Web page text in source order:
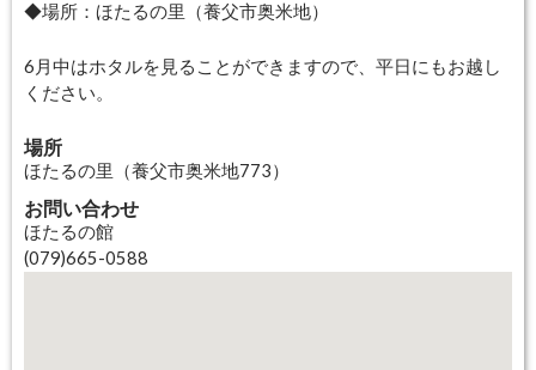
◆場所：ほたるの里（養父市奥米地）
6月中はホタルを見ることができますので、平日にもお越し
ください。
場所
ほたるの里（養父市奥米地773）
お問い合わせ
ほたるの館
(079)665-0588